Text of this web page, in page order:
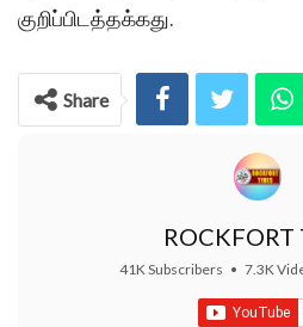
குறிப்பிடத்தக்கது.
Share
ROCKFORT
41K Subscribers • 7.3K